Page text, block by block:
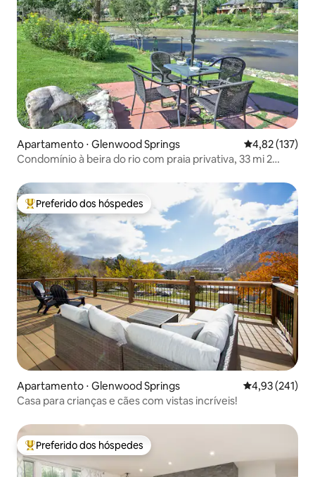
Apartamento ⋅ Glenwood Springs 4,82 de uma
4,82 (137)
Condomínio à beira do rio com praia privativa, 33 mi 2
Entre os melhores preferidos dos hóspedes
Preferido dos hóspedes
Apartamento ⋅ Glenwood Springs 4,93 de uma
4,93 (241)
Casa para crianças e cães com vistas incríveis!
Entre os melhores preferidos dos hóspedes
Preferido dos hóspedes